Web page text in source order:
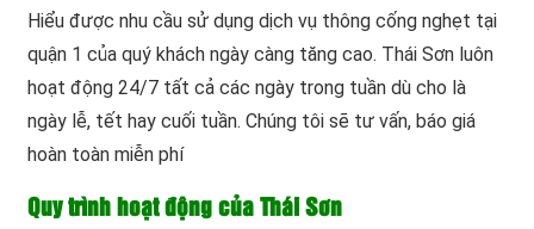
Hiểu được nhu cầu sử dụng dịch vụ thông cống nghẹt tại
quận 1 của quý khách ngày càng tăng cao. Thái Sơn luôn
hoạt động 24/7 tất cả các ngày trong tuần dù cho là
ngày lễ, tết hay cuối tuần. Chúng tôi sẽ tư vấn, báo giá
hoàn toàn miễn phí
Quy trình hoạt động của Thái Sơn